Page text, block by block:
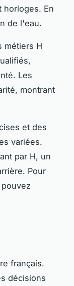
horloges. En
de l'eau.
métiers H
Les
montrant
et des
variées.
par H, un
Pour
français.
décisions